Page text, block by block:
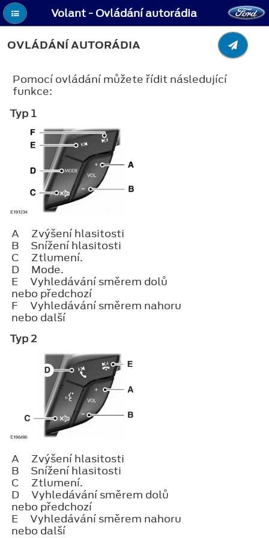
Volant - Ovládání autorádia
OVLÁDÁNÍ AUTORÁDIA
Pomocí ovládání můžete řídit následující
funkce:
Typ 1
A
Zvýšení hlasitosti
B
Snížení hlasitosti
C
Ztlumení.
D
Mode.
E
Vyhledávání směrem dolů
nebo předchozí
F
Vyhledávání směrem nahoru
nebo další
Typ 2
A
Zvýšení hlasitosti
B
Snížení hlasitosti
C
Ztlumení.
D
Vyhledávání směrem dolů
nebo předchozí
E
Vyhledávání směrem nahoru
nebo další